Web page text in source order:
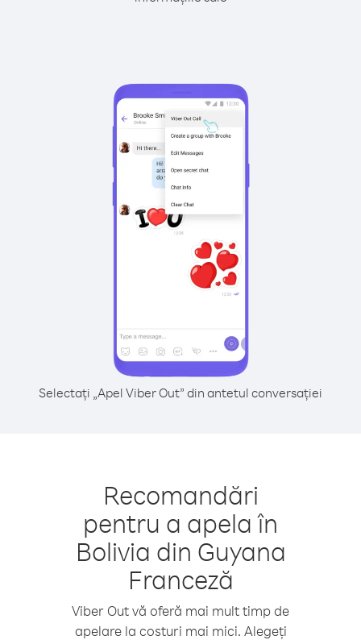
Selectați „Apel Viber Out” din antetul conversației
Recomandări
pentru a apela în
Bolivia din Guyana
Franceză
Viber Out vă oferă mai mult timp de
apelare la costuri mai mici. Alegeți